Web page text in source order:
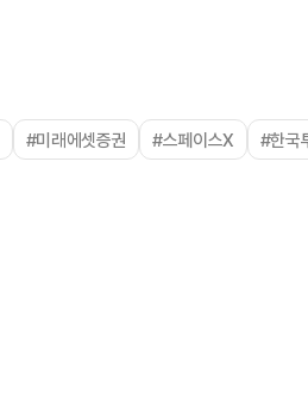
#미래에셋증권 #스페이스X #한국